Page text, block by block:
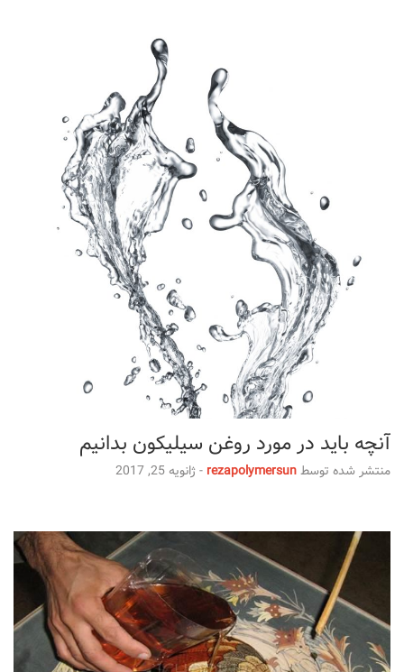
آنچه باید در مورد روغن سیلیکون بدانیم
منتشر شده توسطrezapolymersun
-ژانویه 25, 2017